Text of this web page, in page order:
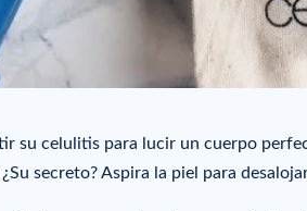
su celulitis para lucir un cuerpo
secreto? Aspira la piel para